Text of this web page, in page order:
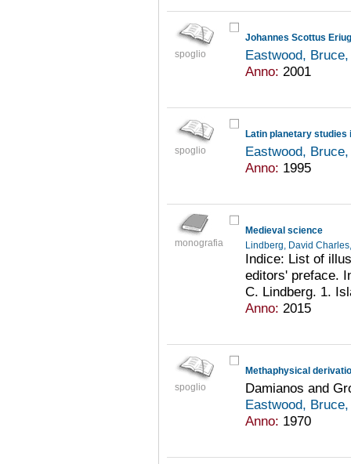
spoglio
Eastwood,
Anno: 2001
spoglio
Latin planetary studies
Eastwood,
Anno: 1995
monografia
Medieval science
Lindberg, David
Indice: List of
editors' preface.
C. Lindberg. 1.
Anno: 2015
spoglio
Methaphysical
Damianos and
Eastwood,
Anno: 1970